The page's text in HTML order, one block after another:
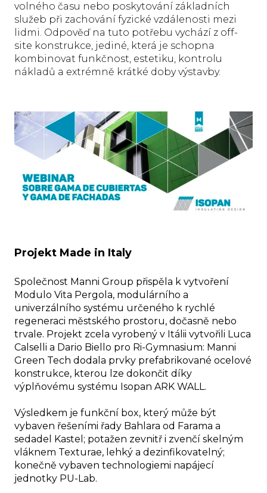
volného času nebo poskytování základních
služeb při zachování fyzické vzdálenosti mezi
lidmi. Odpověď na tuto potřebu vychází z off-
site konstrukce, jediné, která je schopna
kombinovat funkčnost, estetiku, kontrolu
nákladů a extrémně krátké doby výstavby.
Projekt Made in Italy
Společnost Manni Group přispěla k vytvoření
Modulo Vita Pergola, modulárního a
univerzálního systému určeného k rychlé
regeneraci městského prostoru, dočasně nebo
trvale. Projekt zcela vyrobený v Itálii vytvořili Luca
Calselli a Dario Biello pro Ri-Gymnasium: Manni
Green Tech dodala prvky prefabrikované ocelové
konstrukce, kterou lze dokončit díky
výplňovému systému Isopan ARK WALL.
Výsledkem je funkční box, který může být
vybaven řešeními řady Bahlara od Farama a
sedadel Kastel; potažen zevnitř i zvenčí skelným
vláknem Texturae, lehký a dezinfikovatelný;
konečně vybaven technologiemi napájecí
jednotky PU-Lab.